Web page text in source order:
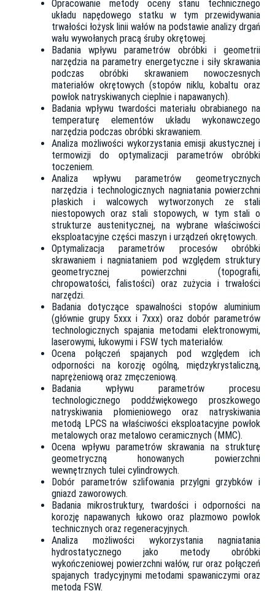
Opracowanie metody oceny stanu technicznego
układu napędowego statku w tym przewidywania
trwałości łożysk linii wałów na podstawie analizy drgań
wału wywołanych pracą śruby okrętowej.
Badania wpływu parametrów obróbki i geometrii
narzędzia na parametry energetyczne i siły skrawania
podczas obróbki skrawaniem nowoczesnych
materiałów okrętowych (stopów niklu, kobaltu oraz
powłok natryskiwanych cieplnie i napawanych).
Badania wpływu twardości materiału obrabianego na
temperaturę elementów układu wykonawczego
narzędzia podczas obróbki skrawaniem.
Analiza możliwości wykorzystania emisji akustycznej i
termowizji do optymalizacji parametrów obróbki
toczeniem.
Analiza wpływu parametrów geometrycznych
narzędzia i technologicznych nagniatania powierzchni
płaskich i walcowych wytworzonych ze stali
niestopowych oraz stali stopowych, w tym stali o
strukturze austenitycznej, na wybrane właściwości
eksploatacyjne części maszyn i urządzeń okrętowych.
Optymalizacja parametrów procesów obróbki
skrawaniem i nagniataniem pod względem struktury
geometrycznej powierzchni (topografii,
chropowatości, falistości) oraz zużycia i trwałości
narzędzi.
Badania dotyczące spawalności stopów aluminium
(głównie grupy 5xxx i 7xxx) oraz dobór parametrów
technologicznych spajania metodami elektronowymi,
laserowymi, łukowymi i FSW tych materiałów.
Ocena połączeń spajanych pod względem ich
odporności na korozję ogólną, międzykrystaliczną,
naprężeniową oraz zmęczeniową.
Badania wpływu parametrów procesu
technologicznego poddźwiękowego proszkowego
natryskiwania płomieniowego oraz natryskiwania
metodą LPCS na właściwości eksploatacyjne powłok
metalowych oraz metalowo ceramicznych (MMC).
Ocena wpływu parametrów skrawania na strukturę
geometryczną honowanych powierzchni
wewnętrznych tulei cylindrowych.
Dobór parametrów szlifowania przylgni grzybków i
gniazd zaworowych.
Badania mikrostruktury, twardości i odporności na
korozję napawanych łukowo oraz plazmowo powłok
technicznych oraz regeneracyjnych.
Analiza możliwości wykorzystania nagniatania
hydrostatycznego jako metody obróbki
wykończeniowej powierzchni wałów, rur oraz połączeń
spajanych tradycyjnymi metodami spawaniczymi oraz
metodą FSW.